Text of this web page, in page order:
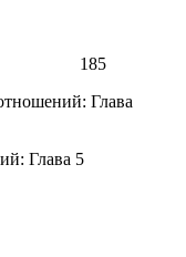
185
Глава 5